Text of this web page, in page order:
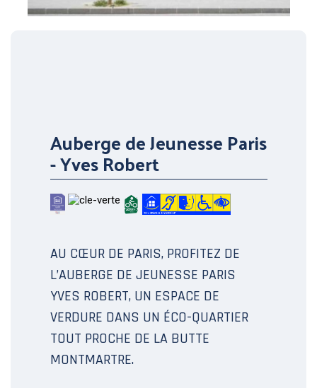
Auberge de Jeunesse Paris
- Yves Robert
AU CŒUR DE PARIS, PROFITEZ DE
L’AUBERGE DE JEUNESSE PARIS
YVES ROBERT, UN ESPACE DE
VERDURE DANS UN ÉCO-QUARTIER
TOUT PROCHE DE LA BUTTE
MONTMARTRE.